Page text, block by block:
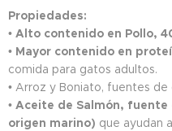
Propiedades:
• Alto contenido en Pollo,
• Mayor contenido en
comida para gatos adultos.
• Arroz y Boniato, fuentes
• Aceite de Salmón, fuente
origen marino) que ayudan